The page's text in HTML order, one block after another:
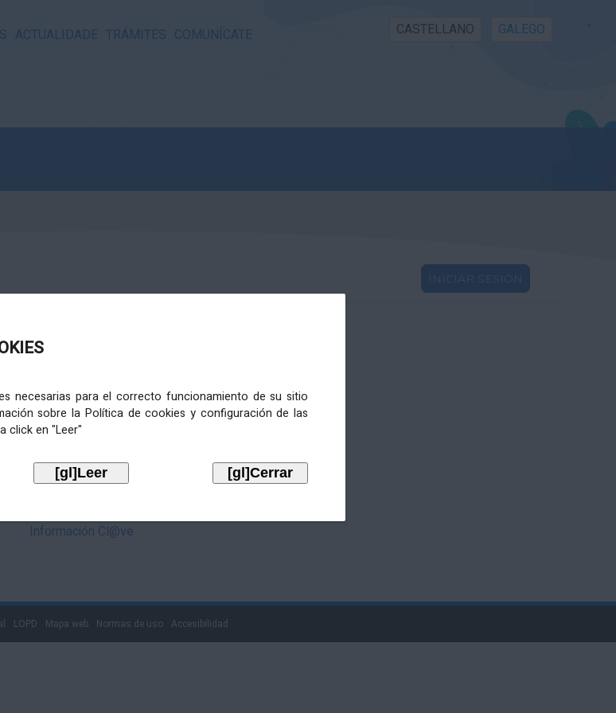
ACTUALIDADE TRÁMITES COMUNÍCATE CASTELLANO GALEGO
necesarias para el correcto funcionamiento de su sitio
sobre la Política de cookies y configuración de las
click en "Leer"
INICIAR SESIÓN
no logotipo
Información Cl@ve
LOPD Mapa web Normas de uso Accesibilidad